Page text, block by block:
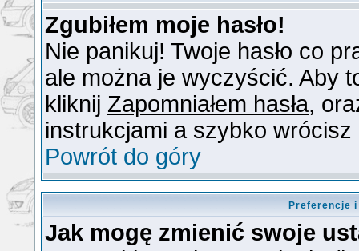
Zgubiłem moje hasło!
Nie panikuj! Twoje hasło co
ale można je wyczyścić. Aby
kliknij Zapomniałem hasła,
instrukcjami a szybko wrócisz
Powrót do góry
Preferencje
Jak mogę zmienić swoje